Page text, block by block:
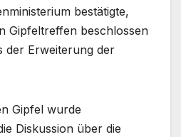
bestätigte,
Gipfeltreffen beschlossen
der Erweiterung der
Gipfel wurde
Diskussion über die